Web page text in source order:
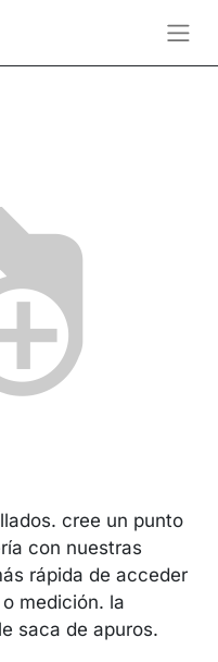
cree un punto
con nuestras
rápida de acceder
medición. la
saca de apuros.